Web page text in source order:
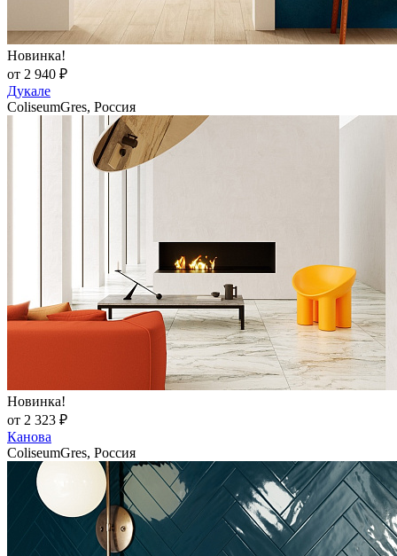
Новинка!
от 2 940 ₽
Дукале
ColiseumGres, Россия
Новинка!
от 2 323 ₽
Канова
ColiseumGres, Россия